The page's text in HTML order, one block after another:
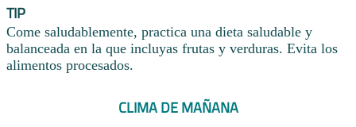
TIP
Come saludablemente, practica una dieta saludable y
balanceada en la que incluyas frutas y verduras. Evita los
alimentos procesados.
CLIMA DE MAÑANA